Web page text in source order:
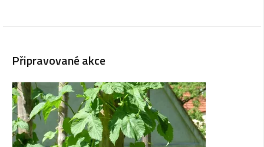
Připravované akce